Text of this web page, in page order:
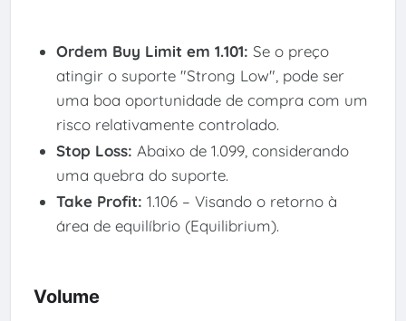
Ordem Buy Limit em 1.101: Se o preço
atingir o suporte "Strong Low", pode ser
uma boa oportunidade de compra com um
risco relativamente controlado.
Stop Loss: Abaixo de 1.099, considerando
uma quebra do suporte.
Take Profit: 1.106 – Visando o retorno à
área de equilíbrio (Equilibrium).
Volume